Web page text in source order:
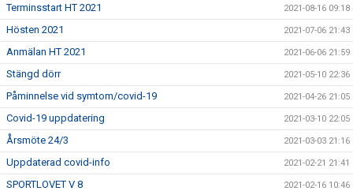
Terminsstart HT 2021 2021-08-16 09:18
Hösten 2021 2021-07-06 21:43
Anmälan HT 2021 2021-06-06 21:59
Stängd dörr 2021-05-10 22:36
Påminnelse vid symtom/covid-19 2021-04-26 21:05
Covid-19 uppdatering 2021-03-10 22:05
Årsmöte 24/3 2021-03-03 21:16
Uppdaterad covid-info 2021-02-21 21:41
SPORTLOVET V 8 2021-02-16 10:46